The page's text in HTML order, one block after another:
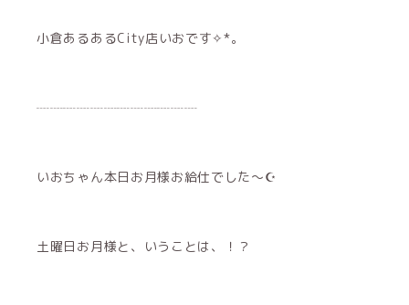
小倉あるあるCity店いおです✧*｡
┈┈┈┈┈┈┈┈┈┈┈┈
いおちゃん本日お月様お給仕でした〜☪︎
土曜日お月様と、いうことは、！？